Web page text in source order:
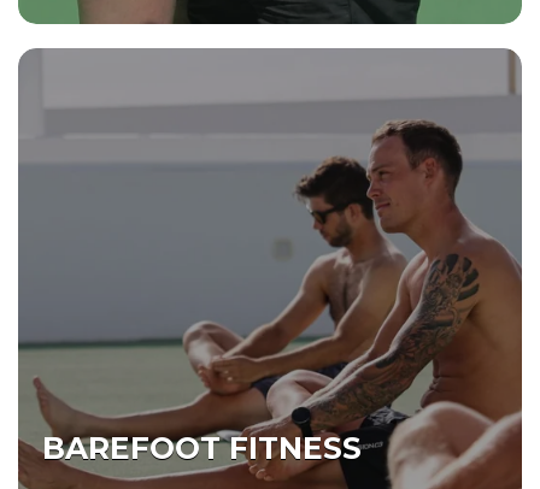
BAREFOOT FITNESS